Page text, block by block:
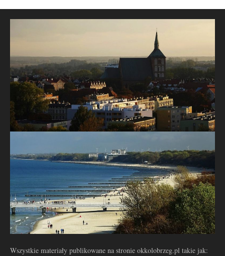
Wszystkie materiały publikowane na stronie okkolobrzeg.pl takie jak: